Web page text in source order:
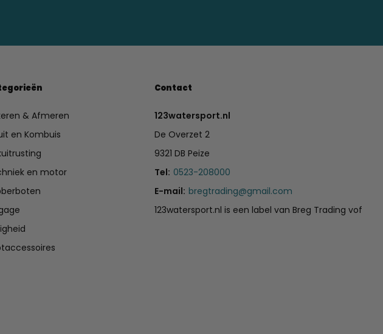
& Afmeren
en Kombuis
en motor
Contact
123watersport.nl
De Overzet 2
9321 DB Peize
Tel: 0523-208000
E-mail: bregtrading@gmail.com
123watersport.nl is een label van Breg Trading vof